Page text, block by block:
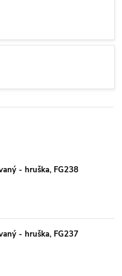
- hruška, FG238
- hruška, FG237